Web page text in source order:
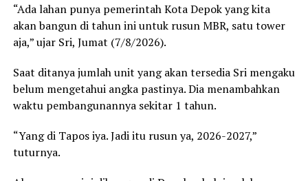
“Ada lahan punya pemerintah Kota Depok yang kita
akan bangun di tahun ini untuk rusun MBR, satu tower
aja,” ujar Sri, Jumat (7/8/2026).
Saat ditanya jumlah unit yang akan tersedia Sri mengaku
belum mengetahui angka pastinya. Dia menambahkan
waktu pembangunannya sekitar 1 tahun.
“Yang di Tapos iya. Jadi itu rusun ya, 2026-2027,”
tuturnya.